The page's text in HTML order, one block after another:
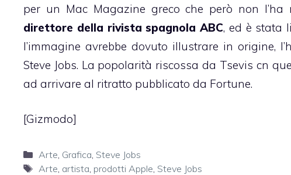
per un Mac Magazine greco che però non
direttore della rivista spagnola ABC, ed è stata
l’immagine avrebbe dovuto illustrare in origine,
Steve Jobs. La popolarità riscossa da Tsevis cn
ad arrivare al ritratto pubblicato da Fortune.
[Gizmodo]
Categorie
Arte Grafica Steve Jobs
Tag
Arte artista prodotti Apple Steve Jobs